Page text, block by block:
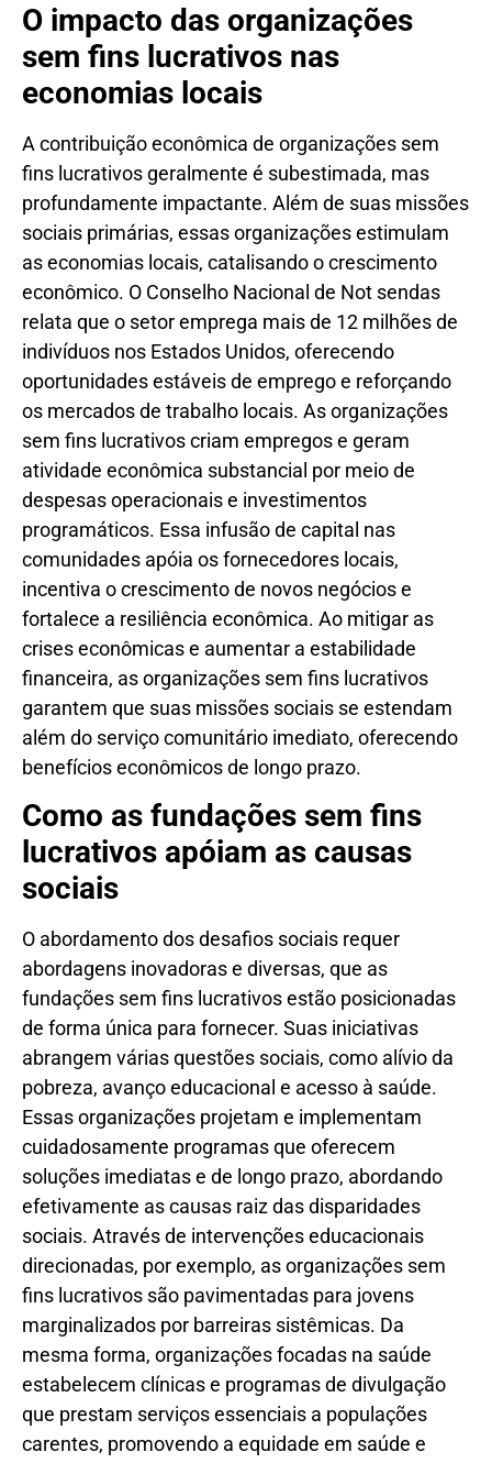
O impacto das organizações
sem fins lucrativos nas
economias locais
A contribuição econômica de organizações sem
fins lucrativos geralmente é subestimada, mas
profundamente impactante. Além de suas missões
sociais primárias, essas organizações estimulam
as economias locais, catalisando o crescimento
econômico. O Conselho Nacional de Not sendas
relata que o setor emprega mais de 12 milhões de
indivíduos nos Estados Unidos, oferecendo
oportunidades estáveis ​​de emprego e reforçando
os mercados de trabalho locais. As organizações
sem fins lucrativos criam empregos e geram
atividade econômica substancial por meio de
despesas operacionais e investimentos
programáticos. Essa infusão de capital nas
comunidades apóia os fornecedores locais,
incentiva o crescimento de novos negócios e
fortalece a resiliência econômica. Ao mitigar as
crises econômicas e aumentar a estabilidade
financeira, as organizações sem fins lucrativos
garantem que suas missões sociais se estendam
além do serviço comunitário imediato, oferecendo
benefícios econômicos de longo prazo.
Como as fundações sem fins
lucrativos apóiam as causas
sociais
O abordamento dos desafios sociais requer
abordagens inovadoras e diversas, que as
fundações sem fins lucrativos estão posicionadas
de forma única para fornecer. Suas iniciativas
abrangem várias questões sociais, como alívio da
pobreza, avanço educacional e acesso à saúde.
Essas organizações projetam e implementam
cuidadosamente programas que oferecem
soluções imediatas e de longo prazo, abordando
efetivamente as causas raiz das disparidades
sociais. Através de intervenções educacionais
direcionadas, por exemplo, as organizações sem
fins lucrativos são pavimentadas para jovens
marginalizados por barreiras sistêmicas. Da
mesma forma, organizações focadas na saúde
estabelecem clínicas e programas de divulgação
que prestam serviços essenciais a populações
carentes, promovendo a equidade em saúde e